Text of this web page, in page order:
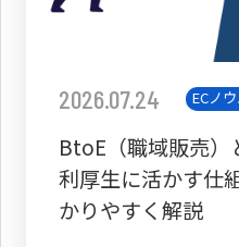
2026.07.24 ECノ
BtoE（職域販売）
利厚生に活かす仕
かりやすく解説